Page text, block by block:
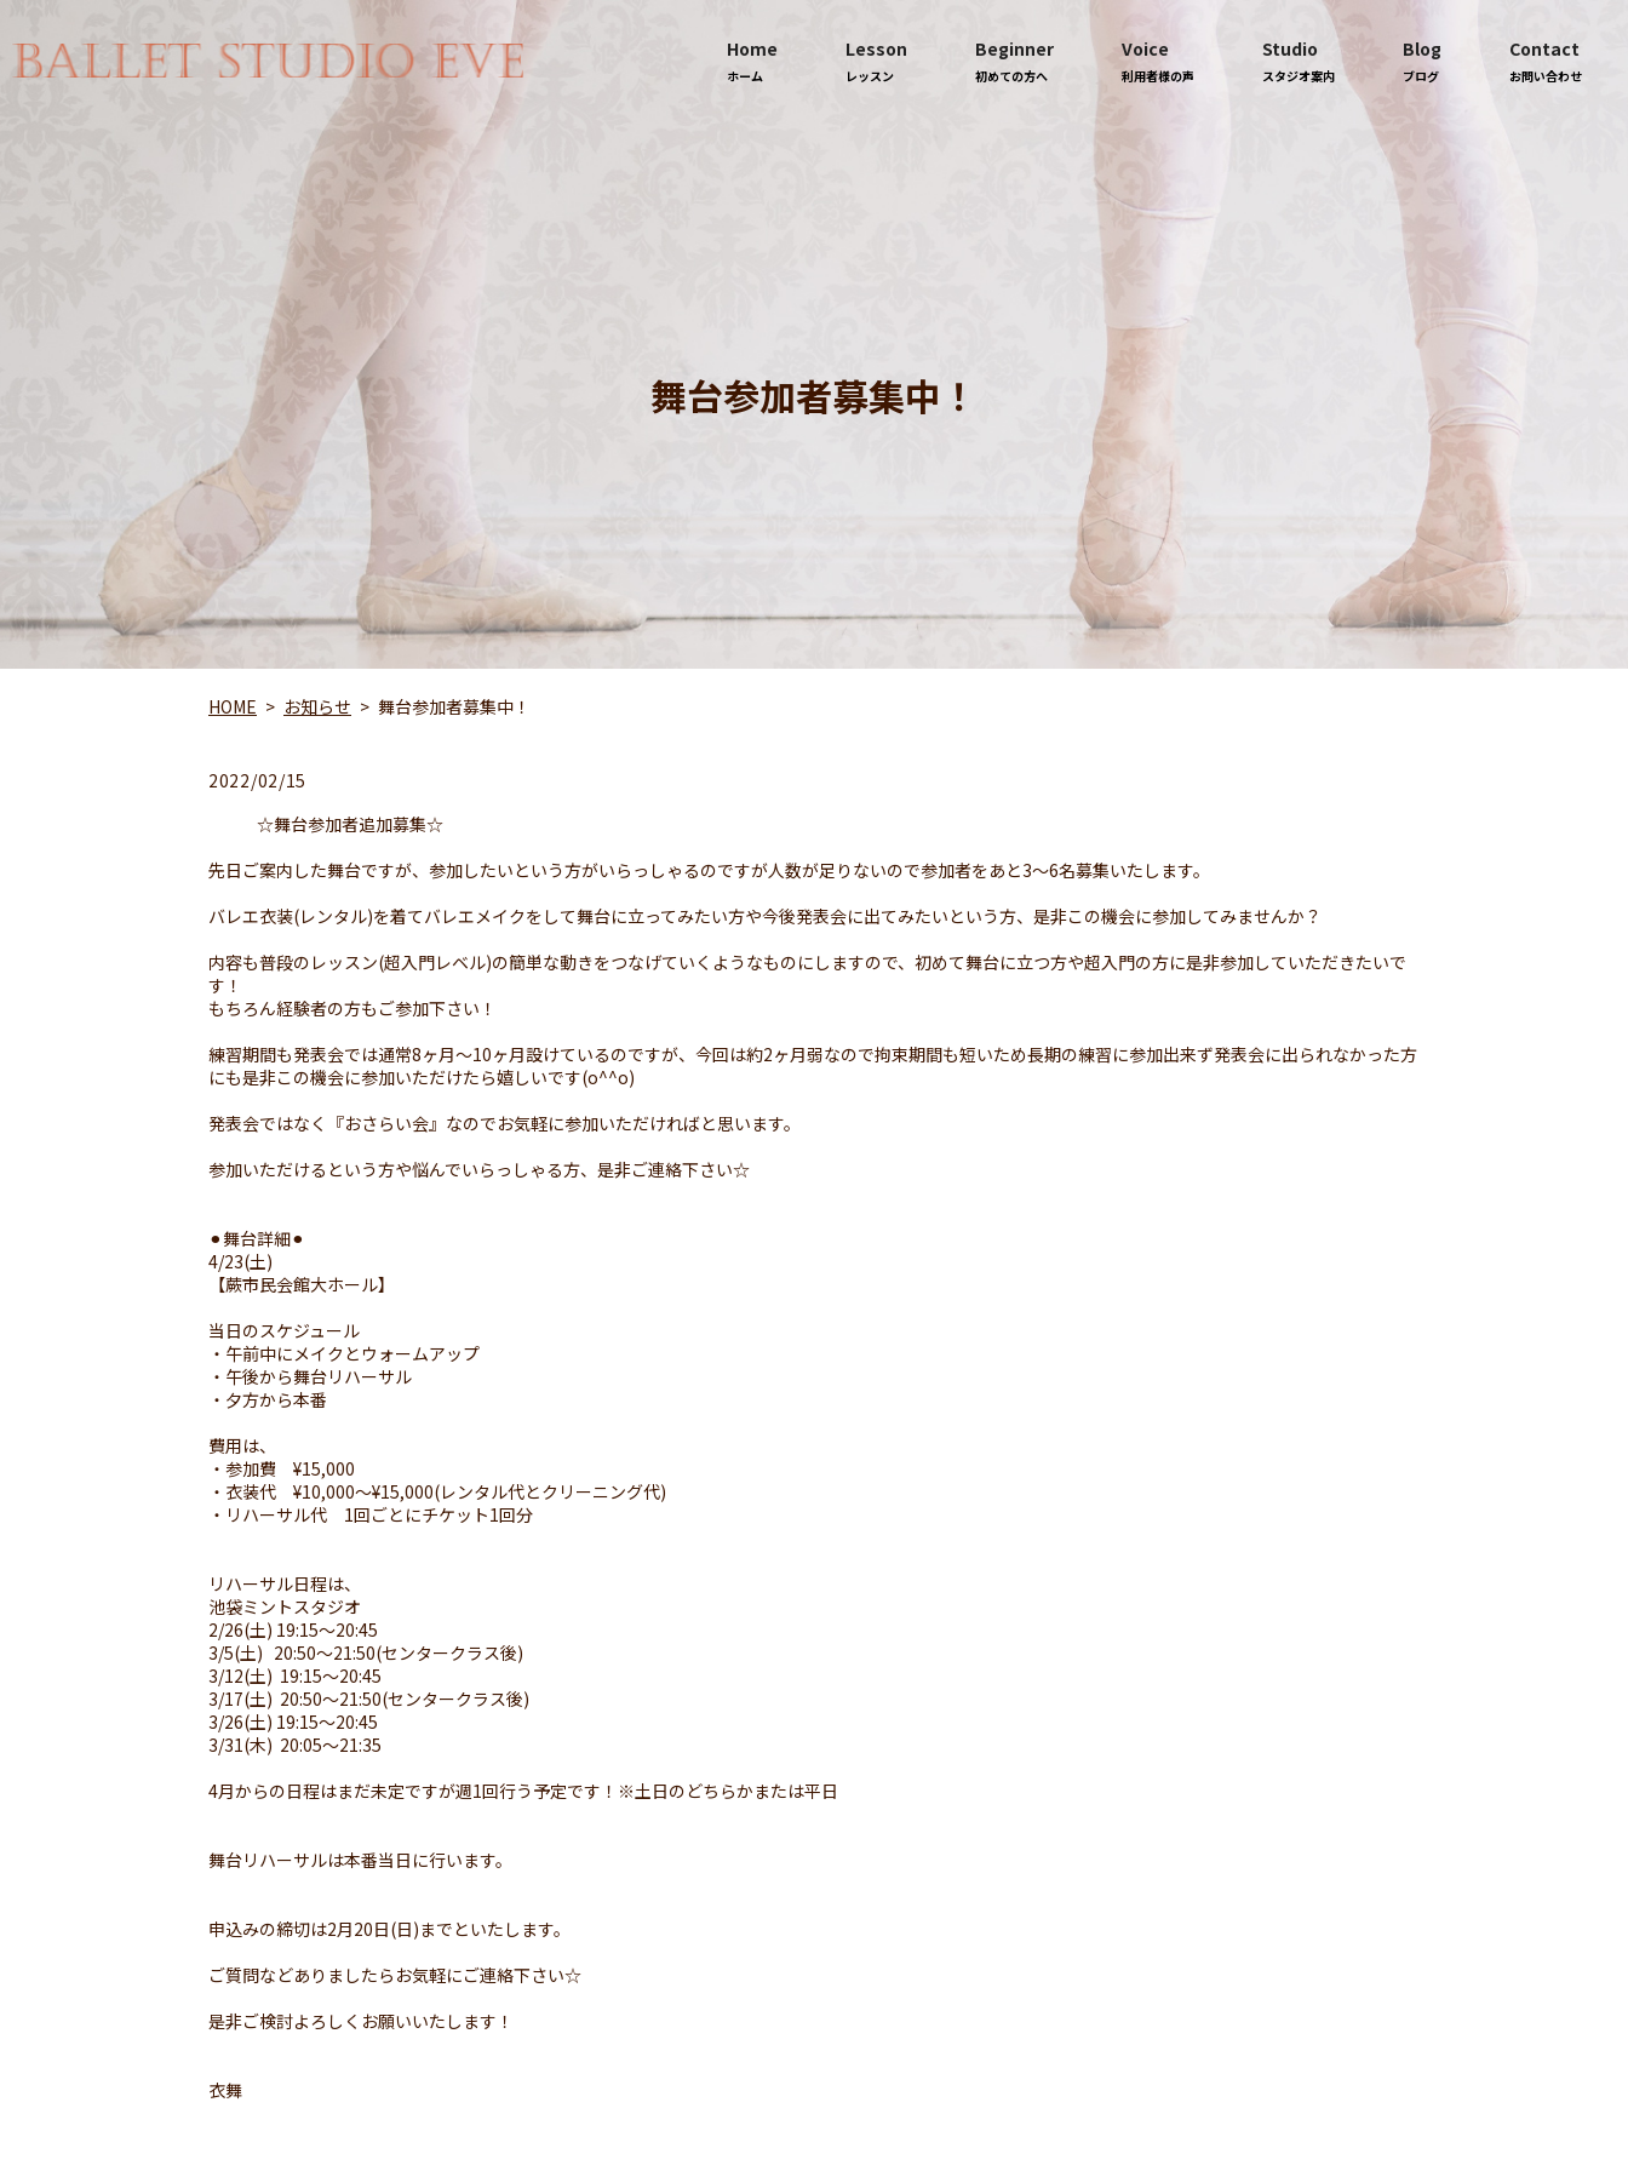
Home
ホーム
Lesson
レッスン
Beginner
初めての方へ
Voice
利用者様の声
Studio
スタジオ案内
Blog
ブログ
Contact
お問い合わせ
舞台参加者募集中！
HOME お知らせ 舞台参加者募集中！
2022/02/15
☆舞台参加者追加募集☆
先日ご案内した舞台ですが、参加したいという方がいらっしゃるのですが人数が足りないので参加者をあと3〜6名募集いたします。
バレエ衣装(レンタル)を着てバレエメイクをして舞台に立ってみたい方や今後発表会に出てみたいという方、是非この機会に参加してみませんか？
内容も普段のレッスン(超入門レベル)の簡単な動きをつなげていくようなものにしますので、初めて舞台に立つ方や超入門の方に是非参加していただきたいで
す！
もちろん経験者の方もご参加下さい！
練習期間も発表会では通常8ヶ月〜10ヶ月設けているのですが、今回は約2ヶ月弱なので拘束期間も短いため長期の練習に参加出来ず発表会に出られなかった方
にも是非この機会に参加いただけたら嬉しいです(o^^o)
発表会ではなく『おさらい会』なのでお気軽に参加いただければと思います。
参加いただけるという方や悩んでいらっしゃる方、是非ご連絡下さい☆
⚫︎舞台詳細⚫︎
4/23(土)
【蕨市民会館大ホール】
当日のスケジュール
・午前中にメイクとウォームアップ
・午後から舞台リハーサル
・夕方から本番
費用は、
・参加費 ¥15,000
・衣装代 ¥10,000〜¥15,000(レンタル代とクリーニング代)
・リハーサル代 1回ごとにチケット1回分
リハーサル日程は、
池袋ミントスタジオ
2/26(土) 19:15〜20:45
3/5(土) 20:50〜21:50(センタークラス後)
3/12(土) 19:15〜20:45
3/17(土) 20:50〜21:50(センタークラス後)
3/26(土) 19:15〜20:45
3/31(木) 20:05〜21:35
4月からの日程はまだ未定ですが週1回行う予定です！※土日のどちらかまたは平日
舞台リハーサルは本番当日に行います。
申込みの締切は2月20日(日)までといたします。
ご質問などありましたらお気軽にご連絡下さい☆
是非ご検討よろしくお願いいたします！
衣舞